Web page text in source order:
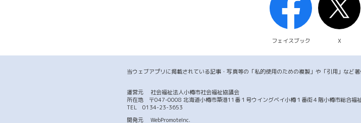
フェイスブック X
当ウェブアプリに掲載されている記事・写真等の「私的使用のための複製」や「引用」など
運営元 社会福祉法人小樽市社会福祉協議会
所在地 〒047-0008 北海道小樽市築港11番１号ウイングベイ小樽１番街４階小樽市総合福
TEL 0134-23-3653
開発元 WebPromoteInc.